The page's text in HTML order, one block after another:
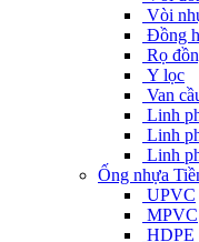
Vòi
Đồng
Rọ
Y lọc
Van
Linh
Linh
Linh
Ống nhựa
UPVC
MPVC
HDPE